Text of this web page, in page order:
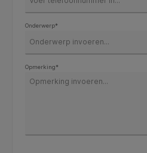
Onderwerp*
Opmerking*